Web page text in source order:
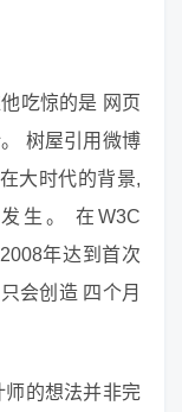
吃惊的是 网页
树屋引用微博
大时代的背景,
生。 在W3C
年达到首次
会创造 四个月
师的想法并非完